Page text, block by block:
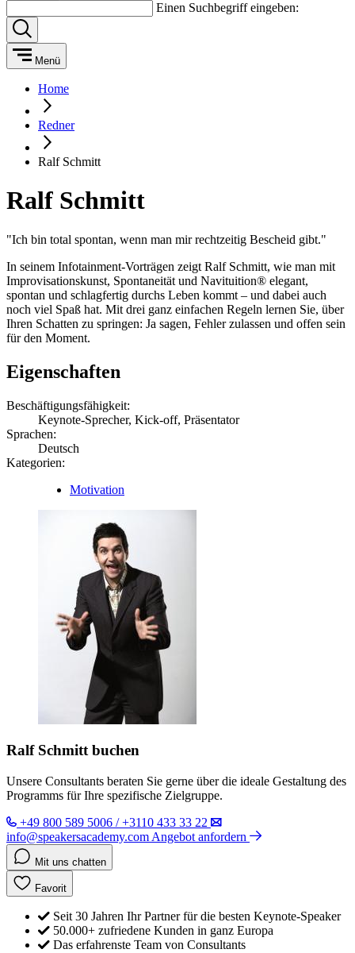
Einen Suchbegriff eingeben:
Menü
Home
Redner
Ralf Schmitt
Ralf Schmitt
"Ich bin total spontan, wenn man mir rechtzeitig Bescheid gibt."
In seinem Infotainment-Vorträgen zeigt Ralf Schmitt, wie man mit
Improvisationskunst, Spontaneität und Navituition® elegant,
spontan und schlagfertig durchs Leben kommt – und dabei auch
noch viel Spaß hat. Mit drei ganz einfachen Regeln lernen Sie, über
Ihren Schatten zu springen: Ja sagen, Fehler zulassen und offen sein
für den Moment.
Eigenschaften
Beschäftigungsfähigkeit:
Keynote-Sprecher, Kick-off, Präsentator
Sprachen:
Deutsch
Kategorien:
Motivation
Ralf Schmitt buchen
Unsere Consultants beraten Sie gerne über die ideale Gestaltung des
Programms für Ihre spezifische Zielgruppe.
+49 800 589 5006 / +3110 433 33 22
info@speakersacademy.com Angebot anfordern
Mit uns chatten
Favorit
Seit 30 Jahren Ihr Partner für die besten Keynote-Speaker
50.000+ zufriedene Kunden in ganz Europa
Das erfahrenste Team von Consultants